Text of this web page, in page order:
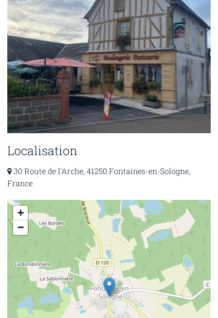
Localisation
30 Route de l'Arche, 41250 Fontaines-en-Sologne,
France
+
−